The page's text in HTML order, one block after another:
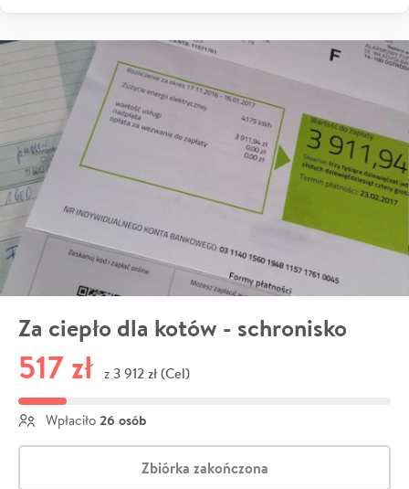
Za ciepło dla kotów - schronisko
517 zł z 3 912 zł (Cel)
Wpłaciło 26 osób
Zbiórka zakończona